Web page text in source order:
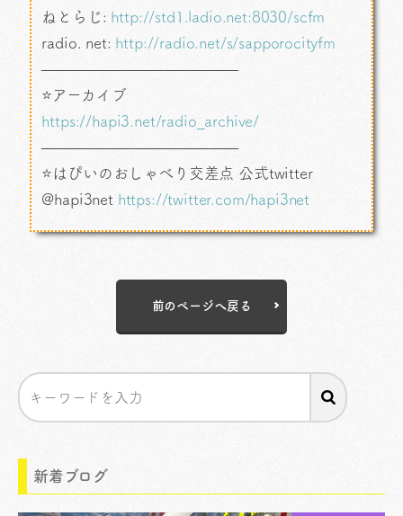
ねとらじ: http://std1.ladio.net:8030/scfm
radio. net: http://radio.net/s/sapporocityfm
—————————————
⭐アーカイブ
https://hapi3.net/radio_archive/
—————————————
⭐はぴいのおしゃべり交差点 公式twitter
@hapi3net https://twitter.com/hapi3net
前のページへ戻る
新着ブログ